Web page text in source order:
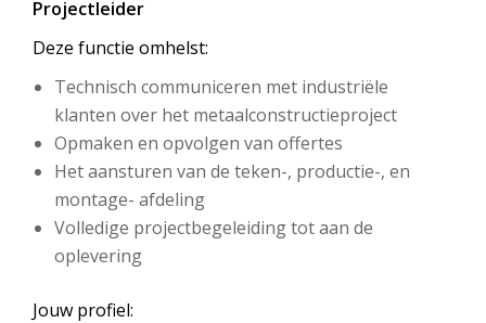
Projectleider
Deze functie omhelst:
Technisch communiceren met industriële
klanten over het metaalconstructieproject
Opmaken en opvolgen van offertes
Het aansturen van de teken-, productie-, en
montage- afdeling
Volledige projectbegeleiding tot aan de
oplevering
Jouw profiel: